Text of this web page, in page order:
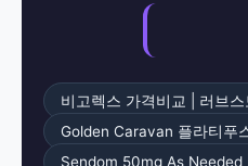
비고렉스 가격비교 | 러브
Golden Caravan 플라티푸
Sendom 50mg As Needed